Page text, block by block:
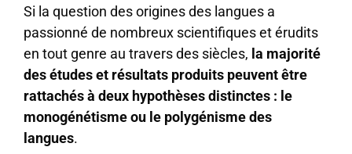
Si la question des origines des langues a
passionné de nombreux scientifiques et érudits
en tout genre au travers des siècles, la majorité
des études et résultats produits peuvent être
rattachés à deux hypothèses distinctes : le
monogénétisme ou le polygénisme des
langues.